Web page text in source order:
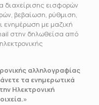
εισφορών
βεβαίωση, ρύθμιση,
ενημέρωση με μαζική
στην δηλωθείσα από
αλληλογραφίας
τα ενημερωτικά
Ηλεκτρονική